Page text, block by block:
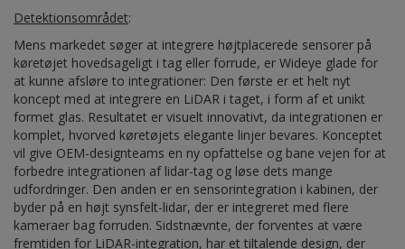
Detektionsområdet:
Mens markedet søger at integrere højtplacerede sensorer på
køretøjet hovedsageligt i tag eller forrude, er Wideye glade for
at kunne afsløre to integrationer: Den første er et helt nyt
koncept med at integrere en LiDAR i taget, i form af et unikt
formet glas. Resultatet er visuelt innovativt, da integrationen er
komplet, hvorved køretøjets elegante linjer bevares. Konceptet
vil give OEM-designteams en ny opfattelse og bane vejen for at
forbedre integrationen af lidar-tag og løse dets mange
udfordringer. Den anden er en sensorintegration i kabinen, der
byder på en højt synsfelt-lidar, der er integreret med flere
kameraer bag forruden. Sidstnævnte, der forventes at være
fremtiden for LiDAR-integration, har et tiltalende design, der